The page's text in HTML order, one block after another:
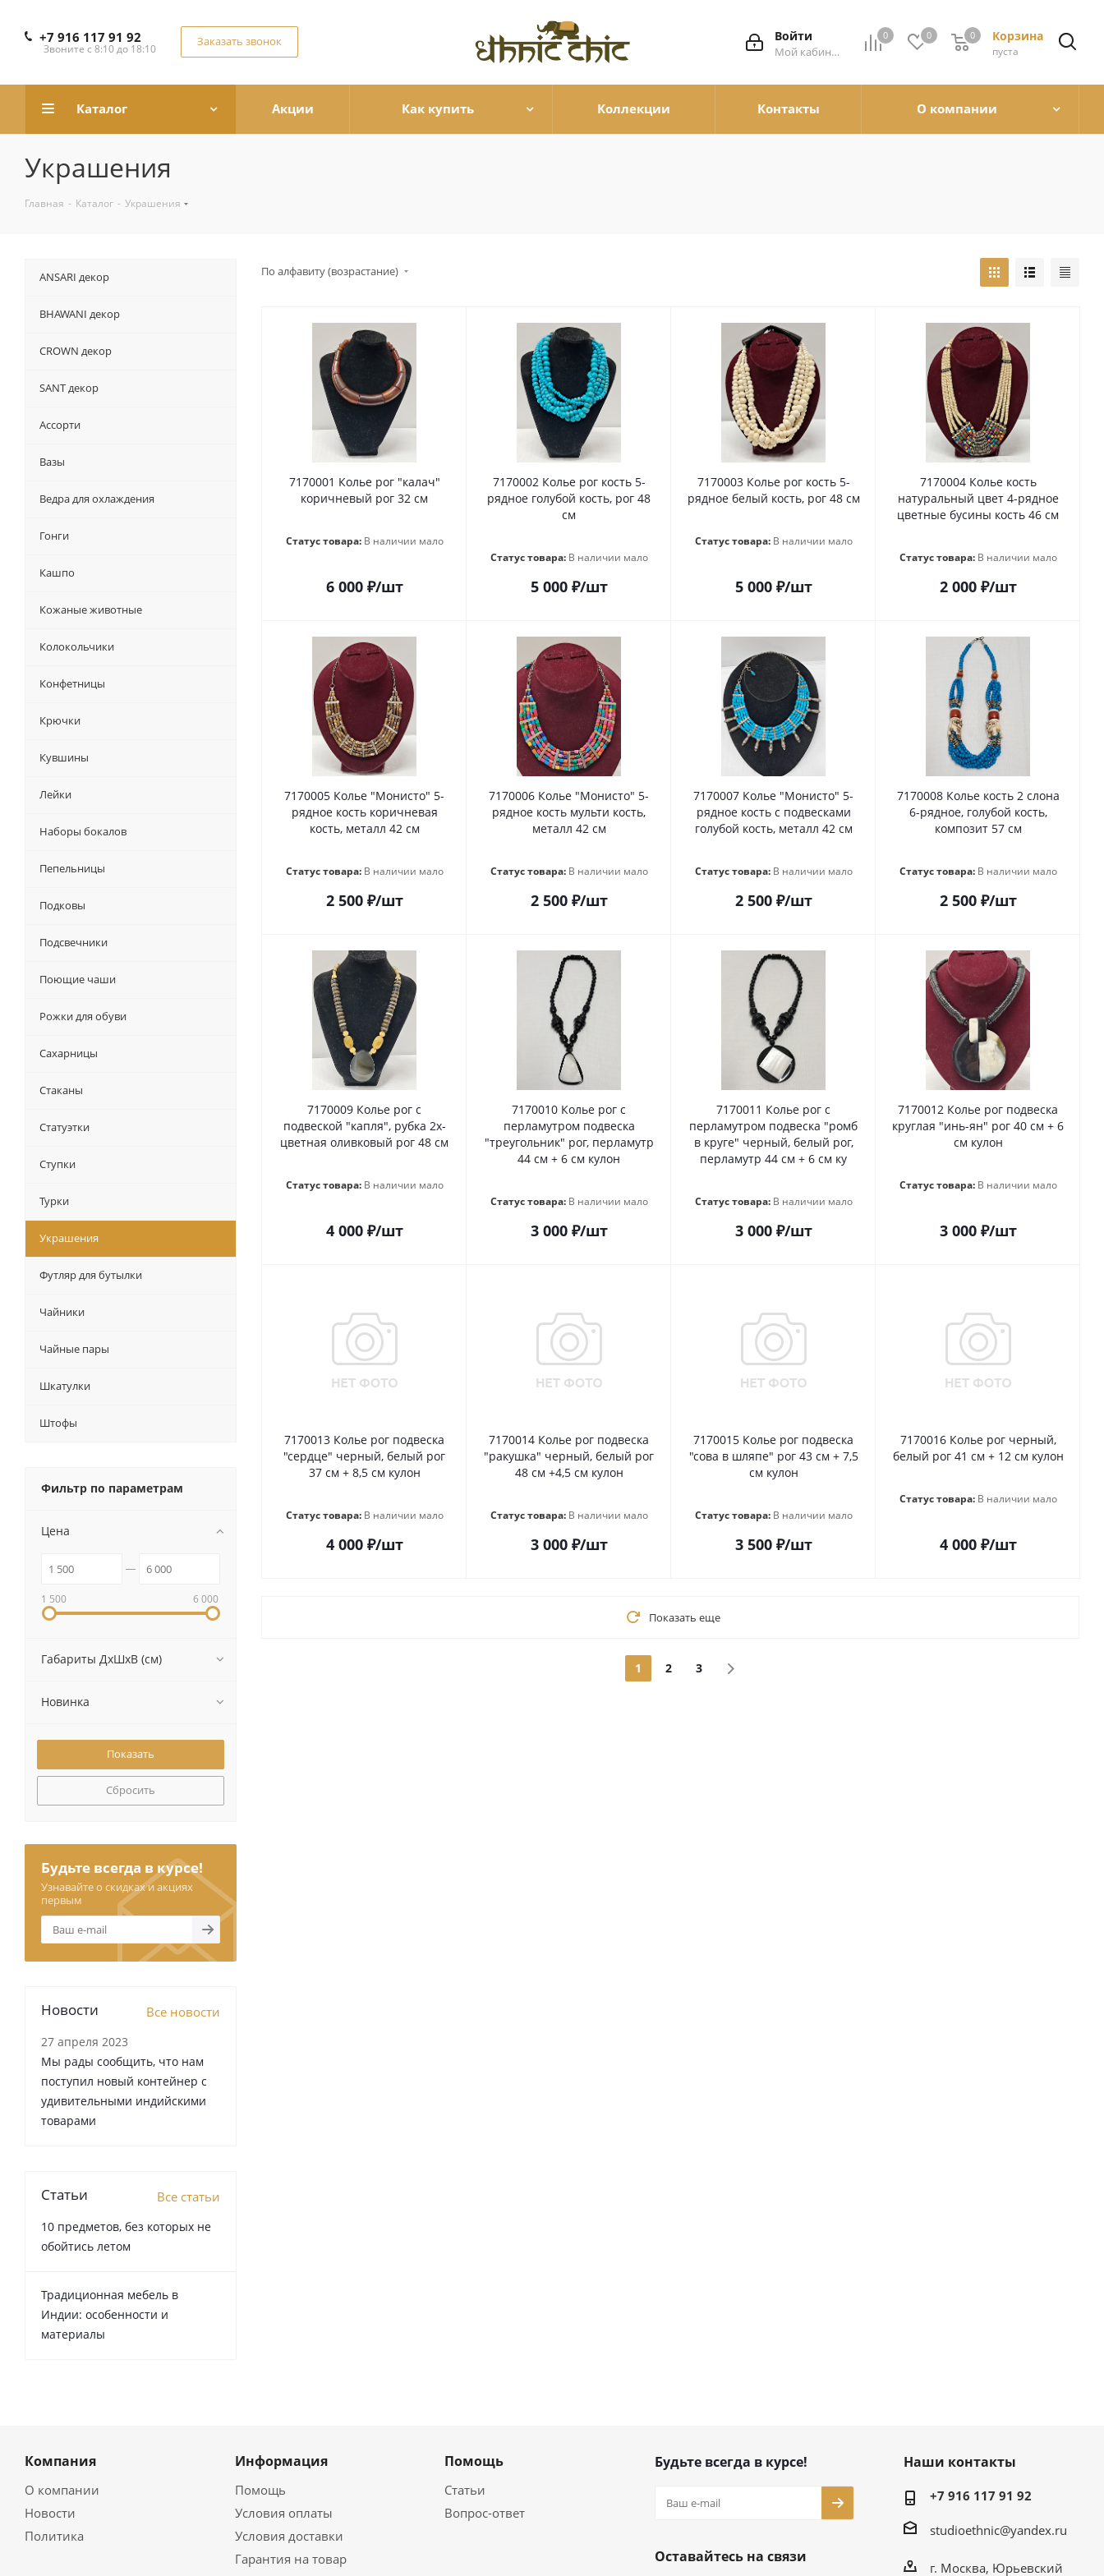
+7 916 117 91 92
Звоните с 8:10 до 18:10
Заказать звонок 0 0 Корзина
0
пуста
0
Войти
Мой кабинет
Каталог Акции Как купить Коллекции Контакты О компании
Украшения
Главная - Каталог - Украшения
По алфавиту (возрастание)
7170001 Колье рог "калач"
коричневый рог 32 см
Статус товара: В наличии мало
6 000₽/шт
7170002 Колье рог кость 5-
рядное голубой кость, рог 48
см
Статус товара: В наличии мало
5 000₽/шт
7170003 Колье рог кость 5-
рядное белый кость, рог 48 см
Статус товара: В наличии мало
5 000₽/шт
7170004 Колье кость
натуральный цвет 4-рядное
цветные бусины кость 46 см
Статус товара: В наличии мало
2 000₽/шт
7170005 Колье "Монисто" 5-
рядное кость коричневая
кость, металл 42 см
Статус товара: В наличии мало
2 500₽/шт
7170006 Колье "Монисто" 5-
рядное кость мульти кость,
металл 42 см
Статус товара: В наличии мало
2 500₽/шт
7170007 Колье "Монисто" 5-
рядное кость с подвесками
голубой кость, металл 42 см
Статус товара: В наличии мало
2 500₽/шт
7170008 Колье кость 2 слона
6-рядное, голубой кость,
композит 57 см
Статус товара: В наличии мало
2 500₽/шт
7170009 Колье рог с
подвеской "капля", рубка 2х-
цветная оливковый рог 48 см
Статус товара: В наличии мало
4 000₽/шт
7170010 Колье рог с
перламутром подвеска
"треугольник" рог, перламутр
44 см + 6 см кулон
Статус товара: В наличии мало
3 000₽/шт
7170011 Колье рог с
перламутром подвеска "ромб
в круге" черный, белый рог,
перламутр 44 см + 6 см ку
Статус товара: В наличии мало
3 000₽/шт
7170012 Колье рог подвеска
круглая "инь-ян" рог 40 см + 6
см кулон
Статус товара: В наличии мало
3 000₽/шт
7170013 Колье рог подвеска
"сердце" черный, белый рог
37 см + 8,5 см кулон
Статус товара: В наличии мало
4 000₽/шт
7170014 Колье рог подвеска
"ракушка" черный, белый рог
48 см +4,5 см кулон
Статус товара: В наличии мало
3 000₽/шт
7170015 Колье рог подвеска
"сова в шляпе" рог 43 см + 7,5
см кулон
Статус товара: В наличии мало
3 500₽/шт
7170016 Колье рог черный,
белый рог 41 см + 12 см кулон
Статус товара: В наличии мало
4 000₽/шт
Показать еще
1 2 3
ANSARI декор
BHAWANI декор
CROWN декор
SANT декор
Ассорти
Вазы
Ведра для охлаждения
Гонги
Кашпо
Кожаные животные
Колокольчики
Конфетницы
Крючки
Кувшины
Лейки
Наборы бокалов
Пепельницы
Подковы
Подсвечники
Поющие чаши
Рожки для обуви
Сахарницы
Стаканы
Статуэтки
Ступки
Турки
Украшения
Футляр для бутылки
Чайники
Чайные пары
Шкатулки
Штофы
Фильтр по параметрам
Цена
1 500 6 000
Габариты ДхШхВ (см)
Новинка
Сбросить
Будьте всегда в курсе!
Узнавайте о скидках и акциях
первым
Новости Все новости
27 апреля 2023
Мы рады сообщить, что нам
поступил новый контейнер с
удивительными индийскими
товарами
Статьи Все статьи
10 предметов, без которых не
обойтись летом
Традиционная мебель в
Индии: особенности и
материалы
Компания
О компании
Новости
Политика
Информация
Помощь
Условия оплаты
Условия доставки
Гарантия на товар
Помощь
Статьи
Вопрос-ответ
Будьте всегда в курсе!
Оставайтесь на связи
Наши контакты
+7 916 117 91 92
studioethnic@yandex.ru
г. Москва, Юрьевский